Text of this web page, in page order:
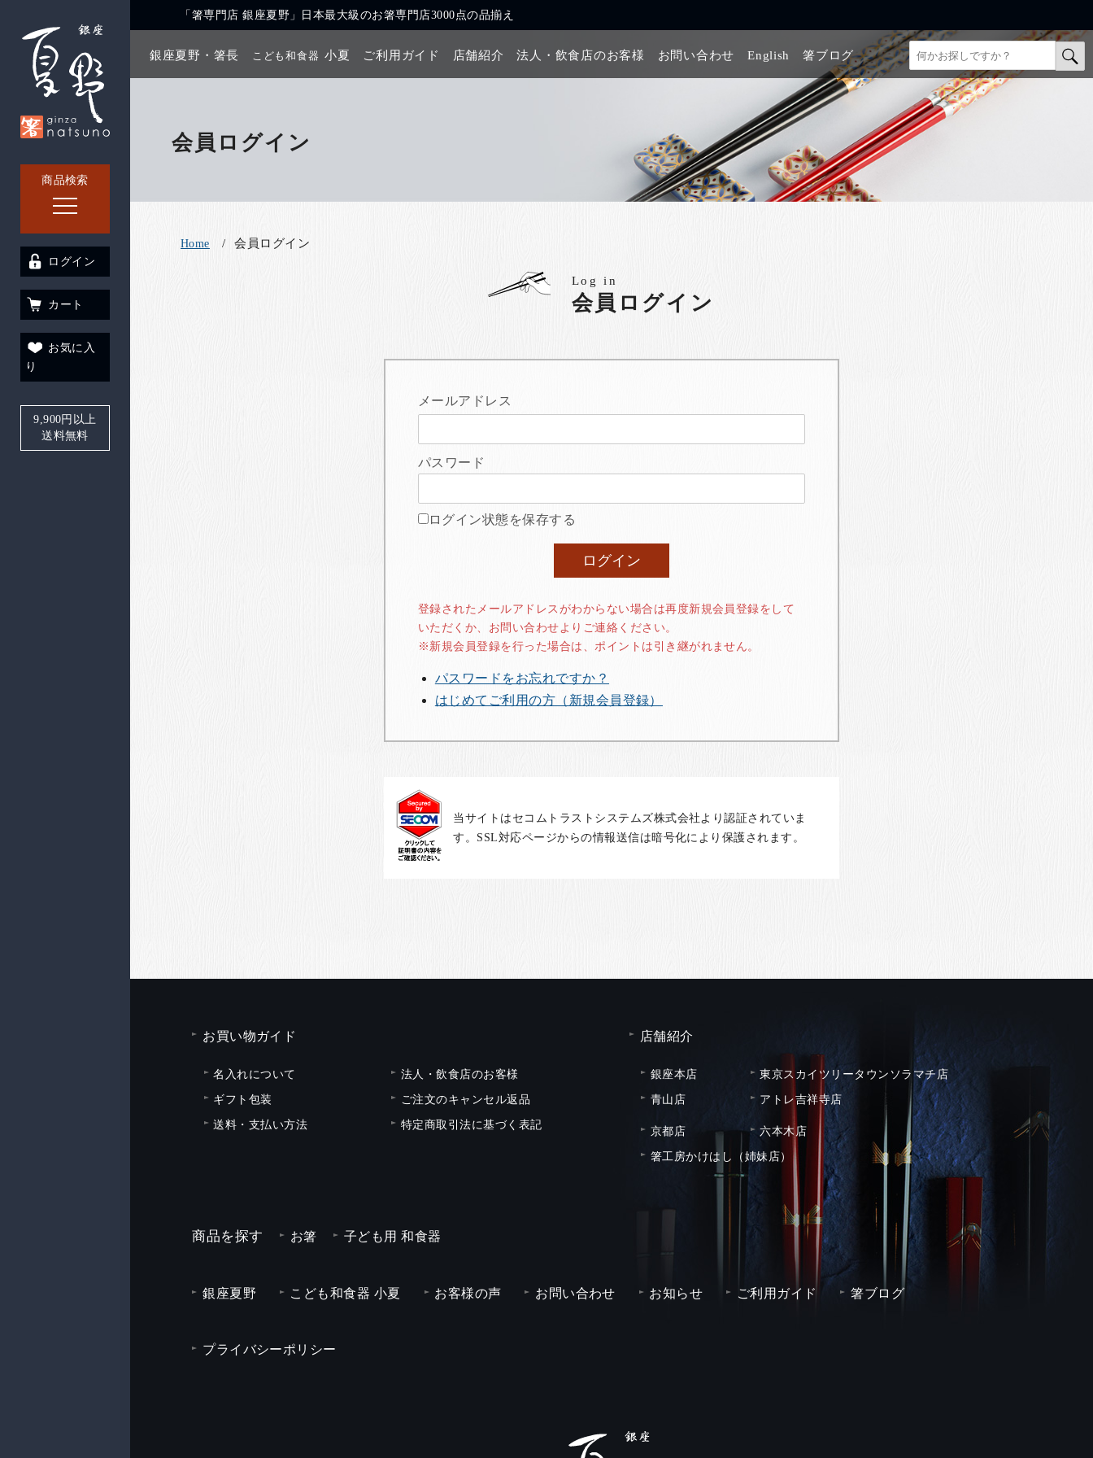
商品検索
「箸専門店 銀座夏野」日本最大級のお箸専門店3000点の品揃え
銀座夏野・箸長 こども和食器 小夏 ご利用ガイド 店舗紹介 法人・飲食店のお客様 お問い合わせ English 箸ブログ
ログイン
カート
お気に入
り
9,900円以上
送料無料
会員ログイン
Home 会員ログイン
Log in
会員ログイン
メールアドレス
パスワード
ログイン状態を保存する
登録されたメールアドレスがわからない場合は再度新規会員登録をして
いただくか、お問い合わせよりご連絡ください。
※新規会員登録を行った場合は、ポイントは引き継がれません。
パスワードをお忘れですか？
はじめてご利用の方（新規会員登録）
当サイトはセコムトラストシステムズ株式会社より認証されていま
す。SSL対応ページからの情報送信は暗号化により保護されます。
お買い物ガイド
名入れについて
法人・飲食店のお客様
ギフト包装
ご注文のキャンセル返品
送料・支払い方法
特定商取引法に基づく表記
店舗紹介
銀座本店
東京スカイツリータウンソラマチ店
青山店
アトレ吉祥寺店
京都店
六本木店
箸工房かけはし（姉妹店）
商品を探す お箸 子ども用 和食器
銀座夏野 こども和食器 小夏 お客様の声 お問い合わせ お知らせ ご利用ガイド 箸ブログ
プライバシーポリシー